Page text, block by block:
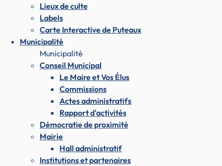
Lieux de culte
Labels
Carte Interactive de Puteaux
Municipalité
Municipalité
Conseil Municipal
Le Maire et Vos Élus
Commissions
Actes administratifs
Rapport d'activités
Démocratie de proximité
Mairie
Hall administratif
Institutions et partenaires